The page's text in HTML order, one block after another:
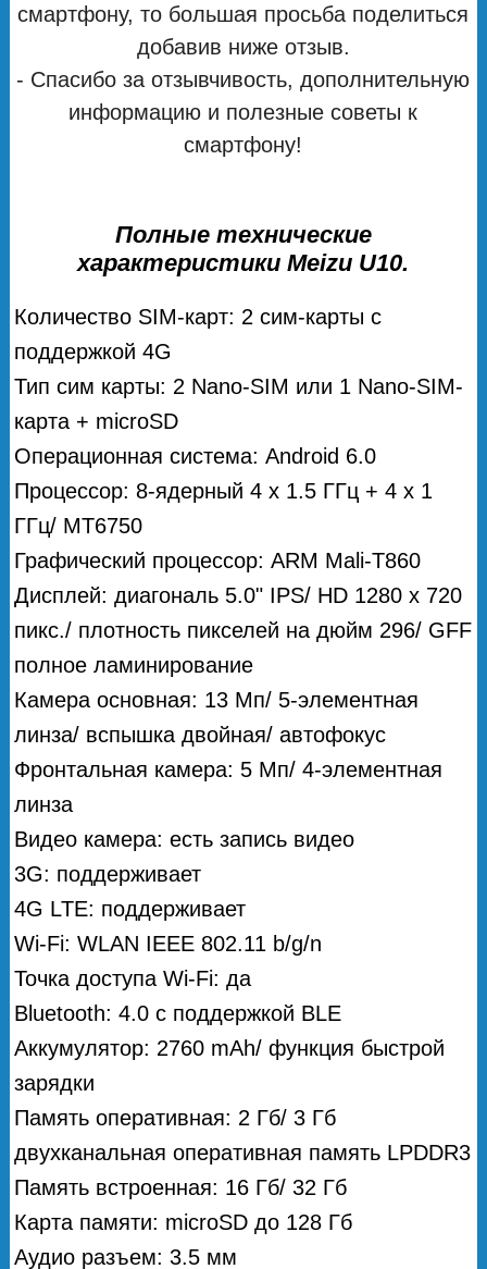
смартфону, то большая просьба поделиться
добавив ниже отзыв.
- Спасибо за отзывчивость, дополнительную
информацию и полезные советы к
смартфону!
Полные технические
характеристики Meizu U10.
Количество SIM-карт: 2 сим-карты с
поддержкой 4G
Тип сим карты: 2 Nano-SIM или 1 Nano-SIM-
карта + microSD
Операционная система: Android 6.0
Процессор: 8-ядерный 4 х 1.5 ГГц + 4 х 1
ГГц/ MT6750
Графический процессор: ARM Mali-T860
Дисплей: диагональ 5.0" IPS/ HD 1280 x 720
пикс./ плотность пикселей на дюйм 296/ GFF
полное ламинирование
Камера основная: 13 Мп/ 5-элементная
линза/ вспышка двойная/ автофокус
Фронтальная камера: 5 Мп/ 4-элементная
линза
Видео камера: есть запись видео
3G: поддерживает
4G LTE: поддерживает
Wi-Fi: WLAN IEEE 802.11 b/g/n
Точка доступа Wi-Fi: да
Bluetooth: 4.0 с поддержкой BLE
Аккумулятор: 2760 mAh/ функция быстрой
зарядки
Память оперативная: 2 Гб/ 3 Гб
двухканальная оперативная память LPDDR3
Память встроенная: 16 Гб/ 32 Гб
Карта памяти: microSD до 128 Гб
Аудио разъем: 3.5 мм